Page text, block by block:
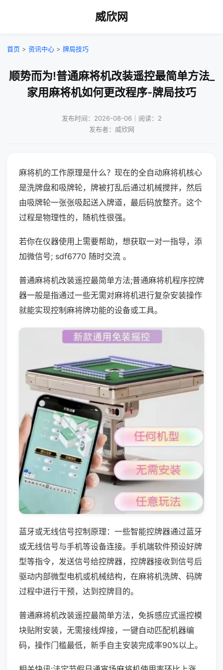
威欣网
首页 > 资讯中心 > 牌局技巧
顺势而为!普通麻将机改装遥控最简单方法_
家用麻将机如何更改程序-牌局技巧
发布时间：2026-08-06｜阅读：2
发布者：威欣网
麻将机的工作原理是什么？现在的全自动麻将机核心
是洗牌盘和吸牌轮，牌被打乱后通过机械搅拌，然后
由吸牌轮一张张吸起送入牌道，最后码放整齐。这个
过程是物理性的，随机性很强。
若你在仪器使用上需要帮助，想获取一对一指导，添
加微信号; sdf6770 随时交流 。
普通麻将机改装遥控最简单方法;普通麻将机程序控牌
器一般是指通过一些无需对麻将机进行复杂安装操作
就能实现控制麻将牌功能的设备或工具。
蓝牙或无线信号控制原理：一些智能控牌器通过蓝牙
或无线信号与手机等设备连接。手机端软件预设好牌
型等指令，发送信号给控牌器，控牌器接收到信号后
驱动内部微型电机或机械结构，在麻将机洗牌、码牌
过程中进行干预，达到控牌目的。
普通麻将机改装遥控最简单方法，免拆感应式遥控模
块贴附安装，无需接线焊接，一键自动匹配机器编
码，操作门槛最低，新手自主安装完成率90%以上。